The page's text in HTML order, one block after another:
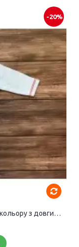
-20%
БОДІК ДЛЯ ХЛОПЧИКА COWBOY сірого кольору з довгими рукавами.